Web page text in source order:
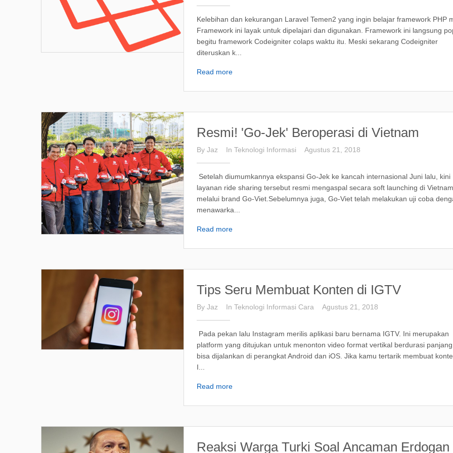
Kelebihan dan kekurangan Laravel Temen2 yang ingin belajar framework PHP
Framework ini layak untuk dipelajari dan digunakan. Framework ini langsung
begitu framework Codeigniter colaps waktu itu. Meski sekarang Codeigniter
diteruskan k...
Read more
Resmi! 'Go-Jek' Beroperasi di Vietnam
ByJaz InTeknologi Informasi Agustus 21, 2018
Setelah diumumkannya ekspansi Go-Jek ke kancah internasional Juni lalu, kini
layanan ride sharing tersebut resmi mengaspal secara soft launching di Vietnam
melalui brand Go-Viet.Sebelumnya juga, Go-Viet telah melakukan uji coba
menawarka...
Read more
Tips Seru Membuat Konten di IGTV
ByJaz InTeknologi Informasi Cara Agustus 21, 2018
Pada pekan lalu Instagram merilis aplikasi baru bernama IGTV. Ini merupakan
platform yang ditujukan untuk menonton video format vertikal berdurasi
bisa dijalankan di perangkat Android dan iOS. Jika kamu tertarik membuat
I...
Read more
Reaksi Warga Turki Soal Ancaman Erdogan